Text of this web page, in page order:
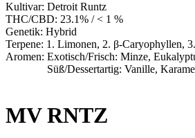
Kultivar: Detroit Runtz
THC/CBD: 23.1% / < 1 %
Genetik: Hybrid
Terpene: 1. Limonen, 2. β-Caryophyllen,
Aromen: Exotisch/Frisch: Minze,
Süß/Dessertartig: Vanille,
MV RNTZ